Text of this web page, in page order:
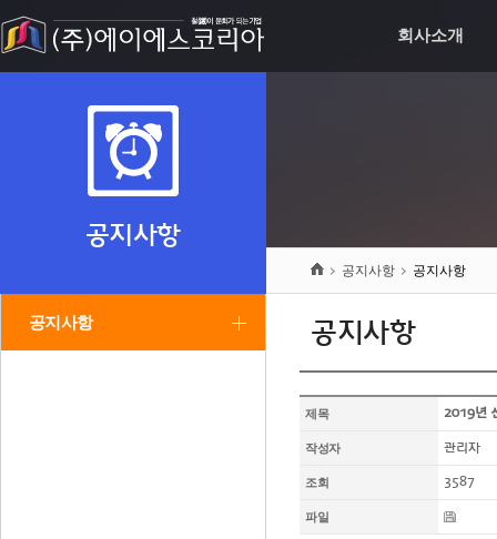
회사소개
공지사항
공지사항
공지사항 공지사항
공지사항
제목 2019년
작성자 관리자
조회 3587
파일